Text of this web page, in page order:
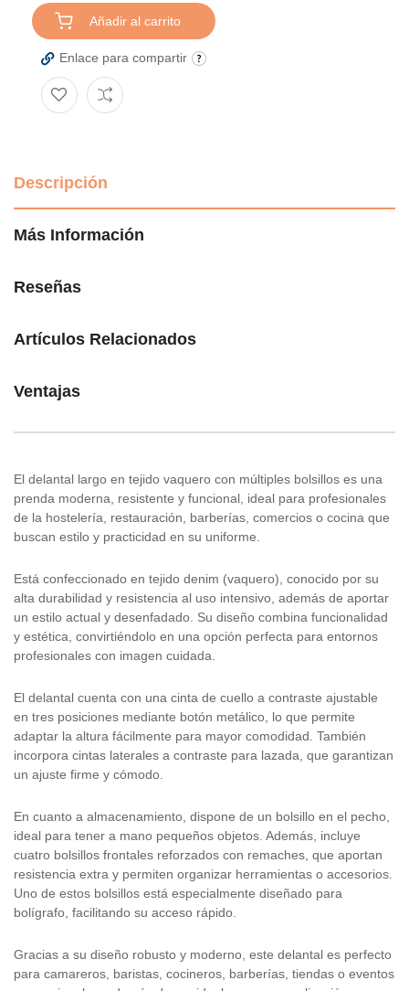
Añadir al carrito
Enlace para compartir
Descripción
Más Información
Reseñas
Artículos Relacionados
Ventajas
El delantal largo en tejido vaquero con múltiples bolsillos es una
prenda moderna, resistente y funcional, ideal para profesionales
de la hostelería, restauración, barberías, comercios o cocina que
buscan estilo y practicidad en su uniforme.
Está confeccionado en tejido denim (vaquero), conocido por su
alta durabilidad y resistencia al uso intensivo, además de aportar
un estilo actual y desenfadado. Su diseño combina funcionalidad
y estética, convirtiéndolo en una opción perfecta para entornos
profesionales con imagen cuidada.
El delantal cuenta con una cinta de cuello a contraste ajustable
en tres posiciones mediante botón metálico, lo que permite
adaptar la altura fácilmente para mayor comodidad. También
incorpora cintas laterales a contraste para lazada, que garantizan
un ajuste firme y cómodo.
En cuanto a almacenamiento, dispone de un bolsillo en el pecho,
ideal para tener a mano pequeños objetos. Además, incluye
cuatro bolsillos frontales reforzados con remaches, que aportan
resistencia extra y permiten organizar herramientas o accesorios.
Uno de estos bolsillos está especialmente diseñado para
bolígrafo, facilitando su acceso rápido.
Gracias a su diseño robusto y moderno, este delantal es perfecto
para camareros, baristas, cocineros, barberías, tiendas o eventos